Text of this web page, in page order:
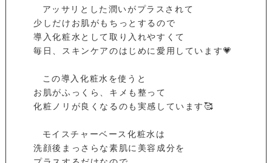
⁡ ⁡ ⁡ アッサリとした潤いがプラスされて⁡
⁡ 少しだけお肌がもちっとするので⁡
⁡ 導入化粧水として取り入れやすくて⁡
⁡ 毎日、スキンケアのはじめに愛用しています💗⁡
⁡ ⁡ ⁡ この導入化粧水を使うと⁡
⁡ お肌がふっくら、キメも整って⁡
⁡ 化粧ノリが良くなるのも実感しています🥰⁡
⁡ ⁡ ⁡ モイスチャーベース化粧水は⁡
⁡ 洗顔後まっさらな素肌に美容成分を⁡